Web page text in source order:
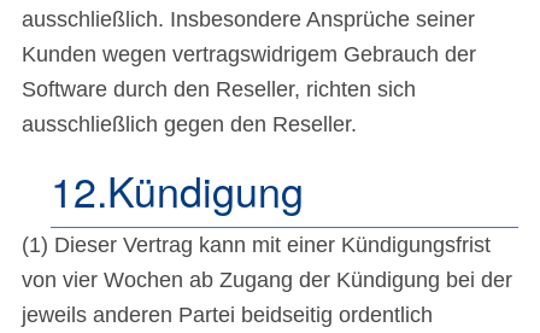
ausschließlich. Insbesondere Ansprüche seiner
Kunden wegen vertragswidrigem Gebrauch der
Software durch den Reseller, richten sich
ausschließlich gegen den Reseller.
12.Kündigung
(1) Dieser Vertrag kann mit einer Kündigungsfrist
von vier Wochen ab Zugang der Kündigung bei der
jeweils anderen Partei beidseitig ordentlich